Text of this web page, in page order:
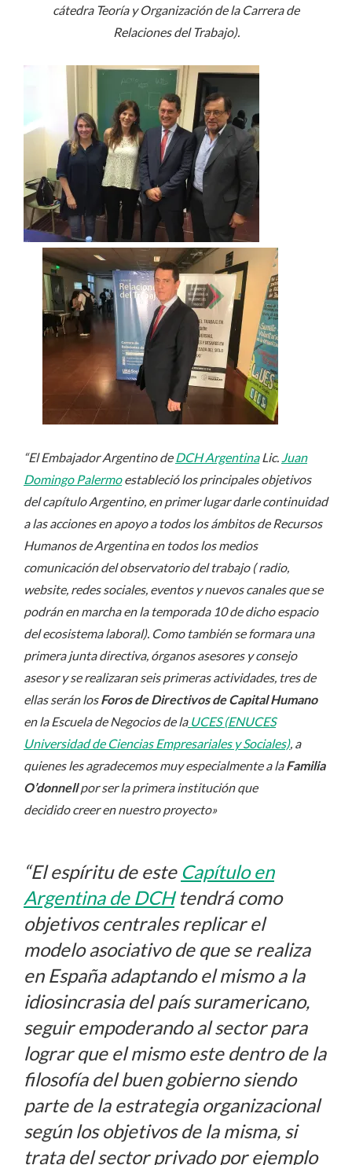
cátedra Teoría y Organización de la Carrera de
Relaciones del Trabajo).
“El Embajador Argentino de DCH ArgentinaLic. Juan
Domingo Palermoestableció los principales objetivos
del capítulo Argentino, en primer lugar darle continuidad
a las acciones en apoyo a todos los ámbitos de Recursos
Humanos de Argentina en todos los medios
comunicación del observatorio del trabajo ( radio,
website, redes sociales, eventos y nuevos canales que se
podrán en marcha en la temporada 10 de dicho espacio
del ecosistema laboral). Como también se formara una
primera junta directiva, órganos asesores y consejo
asesor y se realizaran seis primeras actividades, tres de
ellas serán losForos de Directivos de Capital Humano
en la Escuela de Negocios de laUCES (ENUCES
Universidad de Ciencias Empresariales y Sociales), a
quienes les agradecemos muy especialmente a laFamilia
O’donnellpor ser la primera institución que
decidido creer en nuestro proyecto»
“El espíritu de este Capítulo en
Argentina de DCHtendrá como
objetivos centrales replicar el
modelo asociativo de que se realiza
en España adaptando el mismo a la
idiosincrasia del país suramericano,
seguir empoderando al sector para
lograr que el mismo este dentro de la
filosofía del buen gobierno siendo
parte de la estrategia organizacional
según los objetivos de la misma, si
trata del sector privado por ejemplo